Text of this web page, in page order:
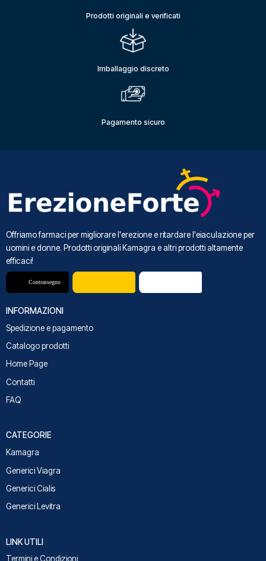
Prodotti originali e verificati
Imballaggio discreto
Pagamento sicuro
Offriamo farmaci per migliorare l'erezione e ritardare l'eiaculazione per
uomini e donne. Prodotti originali Kamagra e altri prodotti altamente
efficaci!
INFORMAZIONI
Spedizione e pagamento
Catalogo prodotti
Home Page
Contatti
FAQ
CATEGORIE
Kamagra
Generici Viagra
Generici Cialis
Generici Levitra
LINK UTILI
Termini e Condizioni